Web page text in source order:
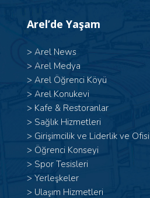
Arel’de Yaşam
> Arel News
> Arel Medya
> Arel Öğrenci Köyü
> Arel Konukevi
> Kafe & Restoranlar
> Sağlık Hizmetleri
> Girişimcilik ve Liderlik ve Ofisi
> Öğrenci Konseyi
> Spor Tesisleri
> Yerleşkeler
> Ulaşım Hizmetleri